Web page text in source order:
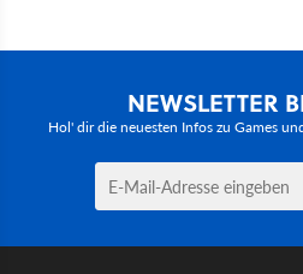
NEWSLETTER
Hol' dir die neuesten Infos zu Games